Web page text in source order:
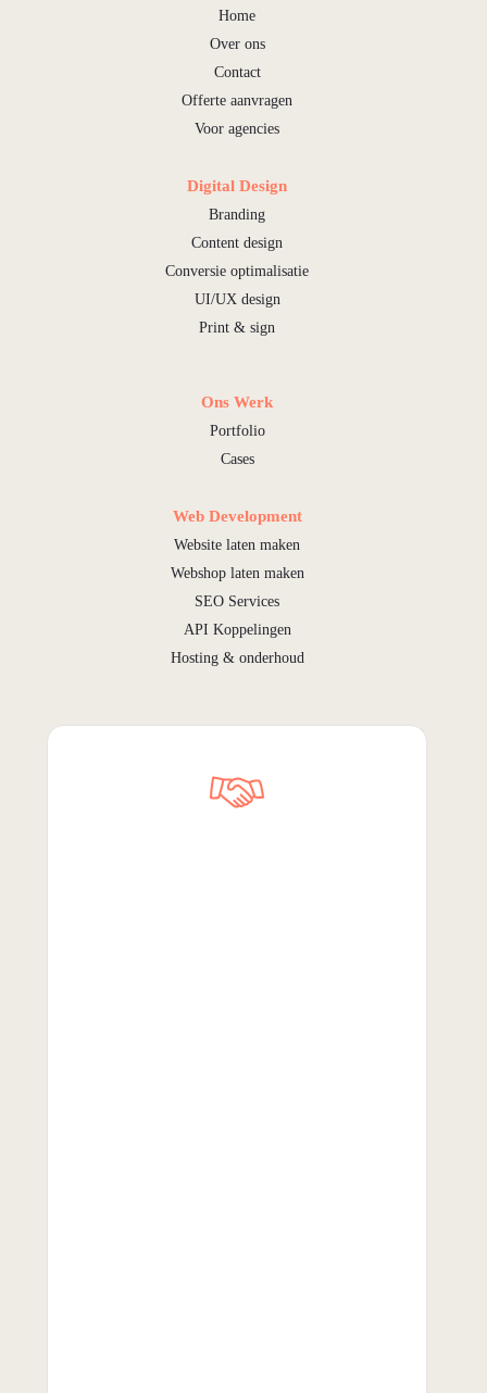
Home
Over ons
Contact
Offerte aanvragen
Voor agencies
Digital Design
Branding
Content design
Conversie optimalisatie
UI/UX design
Print & sign
Ons Werk
Portfolio
Cases
Web Development
Website laten maken
Webshop laten maken
SEO Services
API Koppelingen
Hosting & onderhoud